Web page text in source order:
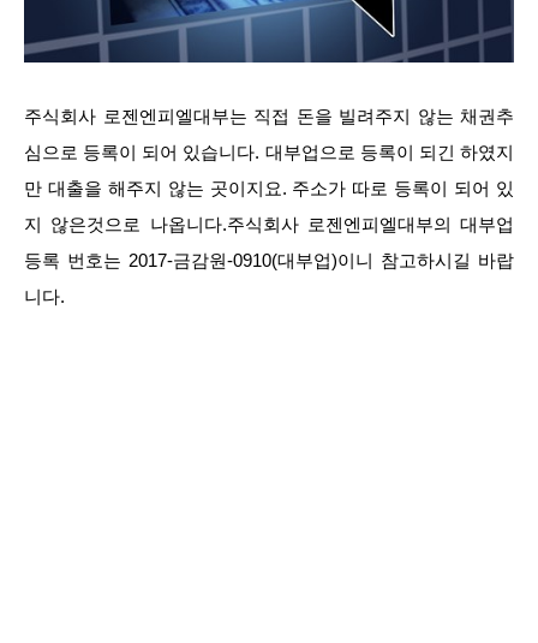
주식회사 로젠엔피엘대부는 직접 돈을 빌려주지 않는 채권추
심으로 등록이 되어 있습니다. 대부업으로 등록이 되긴 하였지
만 대출을 해주지 않는 곳이지요. 주소가 따로 등록이 되어 있
지 않은것으로 나옵니다.주식회사 로젠엔피엘대부의 대부업
등록 번호는 2017-금감원-0910(대부업)이니 참고하시길 바랍
니다.